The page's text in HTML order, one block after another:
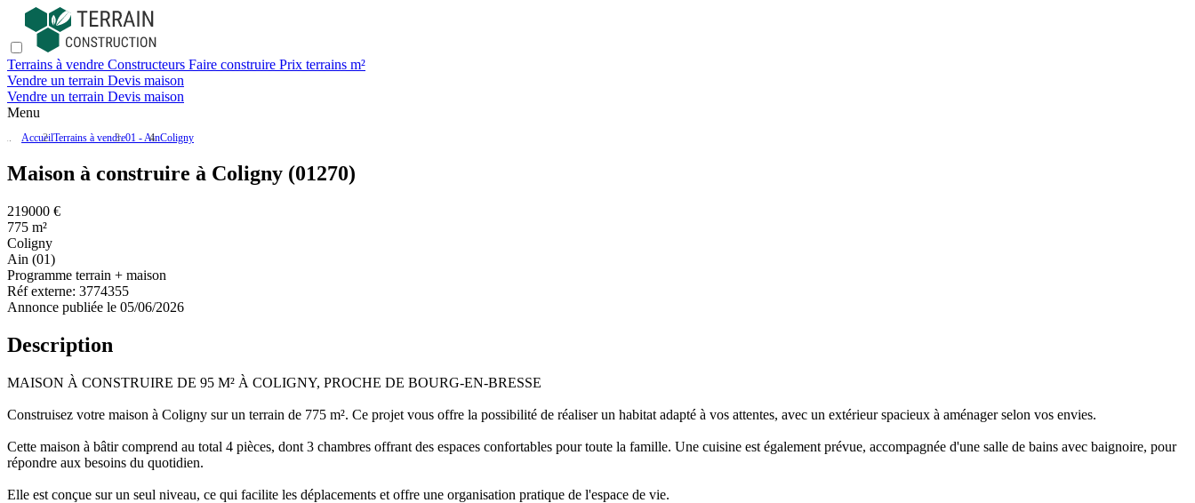
Terrains à vendre Constructeurs Faire construire Prix terrains m²
Vendre un terrain Devis maison
Vendre un terrain Devis maison
Menu
AccueilTerrains à vendre01 - AinColigny
Maison à construire à Coligny (01270)
219000 €
775 m²
Coligny
Ain (01)
Programme terrain + maison
Réf externe: 3774355
Annonce publiée le 05/06/2026
Description
MAISON À CONSTRUIRE DE 95 M² À COLIGNY, PROCHE DE BOURG-EN-BRESSE
Construisez votre maison à Coligny sur un terrain de 775 m². Ce projet vous offre la possibilité de réaliser un habitat adapté à vos attentes, avec un extérieur spacieux à aménager selon vos envies.
Cette maison à bâtir comprend au total 4 pièces, dont 3 chambres offrant des espaces confortables pour toute la famille. Une cuisine est également prévue, accompagnée d'une salle de bains avec baignoire, pour
répondre aux besoins du quotidien.
Elle est conçue sur un seul niveau, ce qui facilite les déplacements et offre une organisation pratique de l'espace de vie.